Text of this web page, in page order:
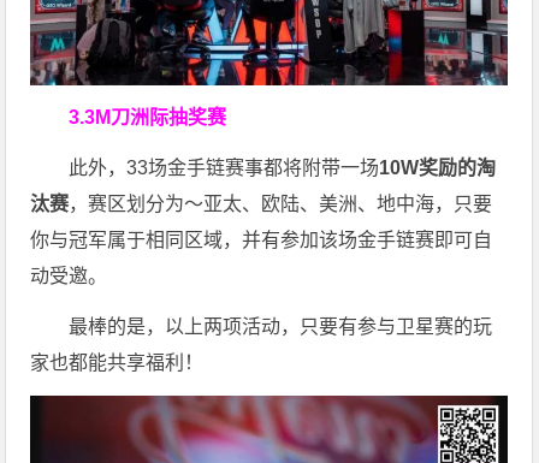
3.3M刀洲际抽奖赛
此外，33场金手链赛事都将附带一场10W奖励的淘
汰赛，赛区划分为～亚太、欧陆、美洲、地中海，只要
你与冠军属于相同区域，并有参加该场金手链赛即可自
动受邀。
最棒的是，以上两项活动，只要有参与卫星赛的玩
家也都能共享福利！